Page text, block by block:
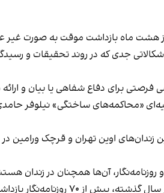
ماه بازداشت موقت به صورت غیر
و اشکالاتی جدی که در روند تحقیقات
فرصتی برای دفاع شفاهی یا بیان و
«محاکمه‌های ساختگی» نیلوفر
زندان‌های اوین تهران و قرچک
حبس طولانی‌مدت و اتهاماتی سنگین مواجه شدند.